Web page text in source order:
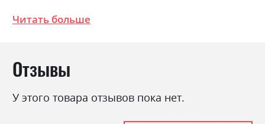
Ширина 50.0см, Высота 90.5см, Глубина
Фабрика:
Цвет (Фасад):
Читать больше
Отзывы
У этого товара отзывов пока нет.